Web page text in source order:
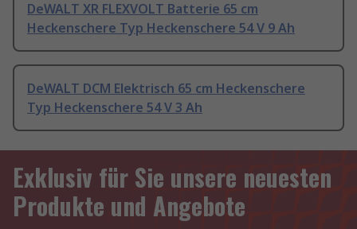
DeWALT XR FLEXVOLT Batterie 65 cm
Heckenschere Typ Heckenschere 54 V 9 Ah
DeWALT DCM Elektrisch 65 cm Heckenschere
Typ Heckenschere 54 V 3 Ah
Exklusiv für Sie unsere neuesten
Produkte und Angebote